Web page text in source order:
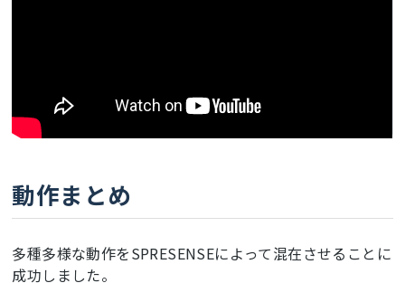
動作まとめ
多種多様な動作をSPRESENSEによって混在させることに
成功しました。